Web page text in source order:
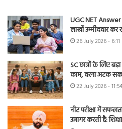
UGC NET
लाखों उम्मीदवार कर
26 July 2026 - 6:11
SC छात्रों के लिए
काम, वरना अटक
22 July 2026 -
नीट परीक्षा में
उजागर करती है: